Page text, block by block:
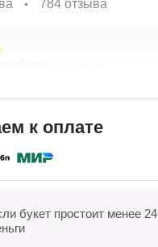
784 отзыва
Всегда цветы
все
к оплате
букет простоит менее